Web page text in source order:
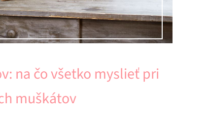
na čo všetko myslieť pri
muškátov